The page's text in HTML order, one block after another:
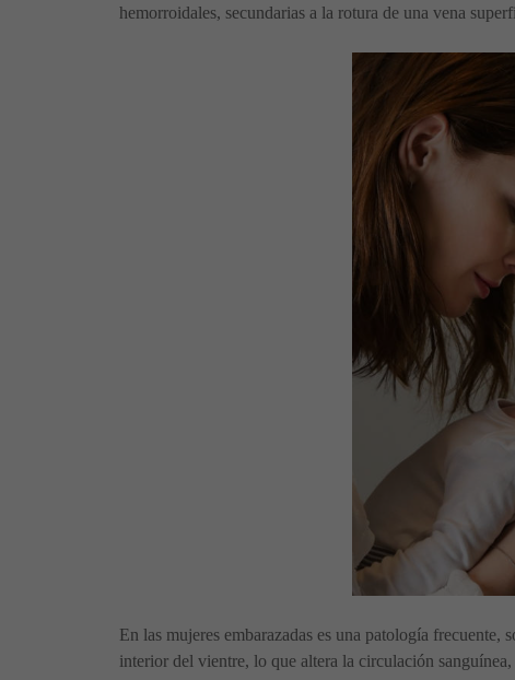
hemorroidales, secundarias a la rotura de una vena
En las mujeres embarazadas es una patología
interior del vientre, lo que altera la circulación